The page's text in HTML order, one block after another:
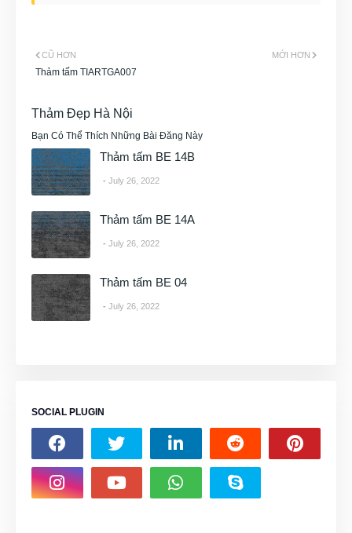
MỚI HƠN
CŨ HƠN
Thảm tấm TIARTGA007
Thảm Đẹp Hà Nội
Bạn Có Thể Thích Những Bài Đăng Này
Thảm tấm BE 14B
July 26, 2022
Thảm tấm BE 14A
July 26, 2022
Thảm tấm BE 04
July 26, 2022
SOCIAL PLUGIN